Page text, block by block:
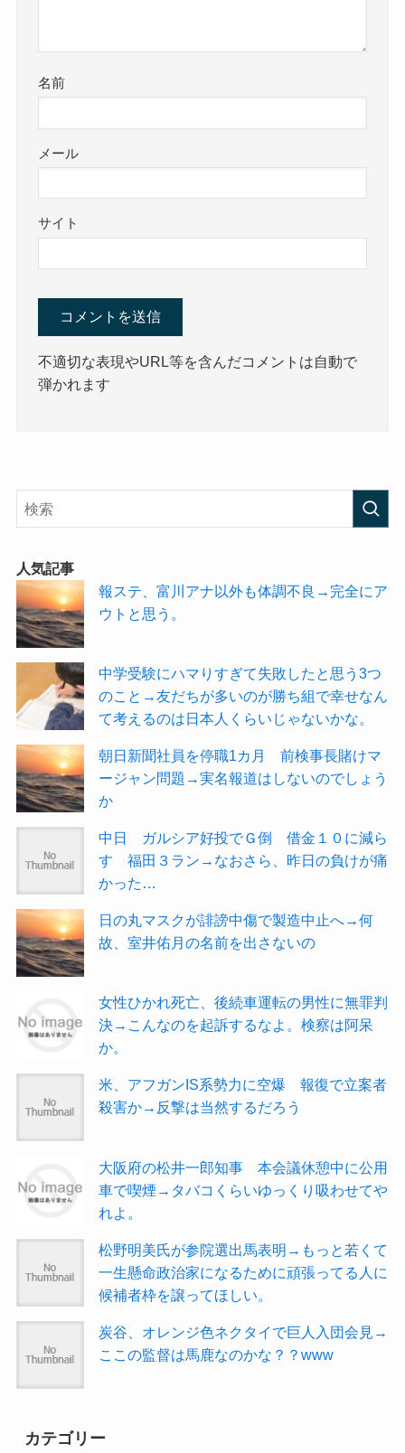
名前
メール
サイト
不適切な表現やURL等を含んだコメントは自動で
弾かれます
人気記事
報ステ、富川アナ以外も体調不良→完全にア
ウトと思う。
中学受験にハマりすぎて失敗したと思う3つ
のこと→友だちが多いのが勝ち組で幸せなん
て考えるのは日本人くらいじゃないかな。
朝日新聞社員を停職1カ月 前検事長賭けマ
ージャン問題→実名報道はしないのでしょう
か
中日 ガルシア好投でＧ倒 借金１０に減ら
す 福田３ラン→なおさら、昨日の負けが痛
かった…
日の丸マスクが誹謗中傷で製造中止へ→何
故、室井佑月の名前を出さないの
女性ひかれ死亡、後続車運転の男性に無罪判
決→こんなのを起訴するなよ。検察は阿呆
か。
米、アフガンIS系勢力に空爆 報復で立案者
殺害か→反撃は当然するだろう
大阪府の松井一郎知事 本会議休憩中に公用
車で喫煙→タバコくらいゆっくり吸わせてや
れよ。
松野明美氏が参院選出馬表明→もっと若くて
一生懸命政治家になるために頑張ってる人に
候補者枠を譲ってほしい。
炭谷、オレンジ色ネクタイで巨人入団会見→
ここの監督は馬鹿なのかな？？www
カテゴリー